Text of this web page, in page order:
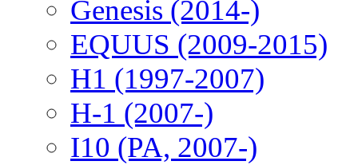
Genesis (2014-)
EQUUS (2009-2015)
H1 (1997-2007)
H-1 (2007-)
I10 (PA, 2007-)